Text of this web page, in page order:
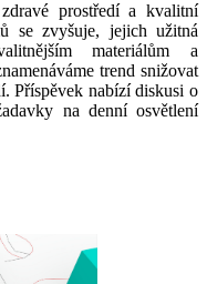
prostředí a kvalitní
se zvyšuje, jejich užitná
materiálům a
trend snižovat
Příspěvek nabízí diskusi o
na denní osvětlení